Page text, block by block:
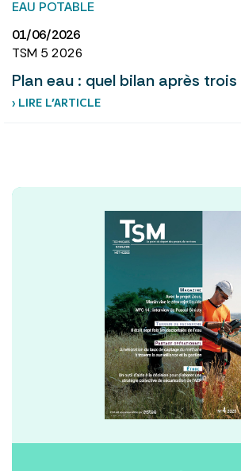
EAU POTABLE
01/06/2026
TSM 5 2026
Plan eau : quel bilan après trois
› LIRE L’ARTICLE